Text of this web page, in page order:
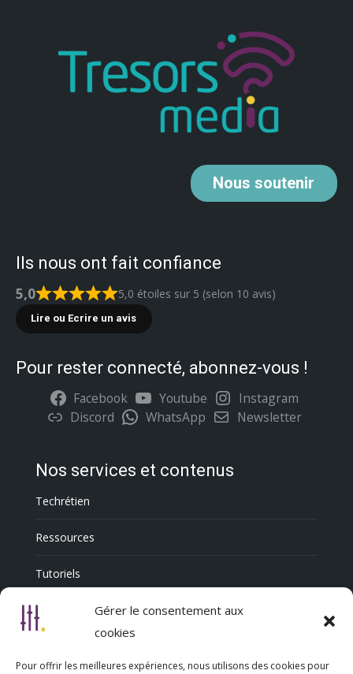
Gérer le consentement aux
cookies
Pour offrir les meilleures expériences, nous utilisons des cookies pour
Noussoutenir
Ils nous ont fait confiance
5,0 5,0 étoiles sur 5 (selon 10 avis)
Lire ou Ecrire un avis
Pour rester connecté, abonnez-vous !
Facebook Youtube
Instagram
Discord
WhatsApp Newsletter
Nos services et contenus
Techrétien
Ressources
Tutoriels
Annuaire Professionnel